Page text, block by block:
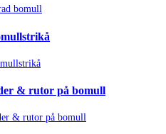
& rutor på bomull